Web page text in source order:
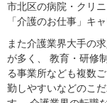
市北区の病院・クリ
「介護のお仕事」キ
また介護業界大手の
が多く、 教育・研修
る事業所なども複数
勤しやすいなどのこ